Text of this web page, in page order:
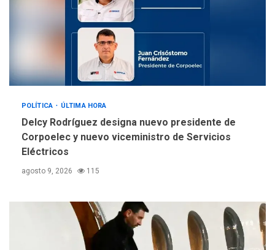
Alcaldía de Mariño climatiza
Núcleo del Sistema de
Orquestas Porlamar
POLÍTICA ÚLTIMA HORA
Delcy Rodríguez designa nuevo presidente de
Corpoelec y nuevo viceministro de Servicios
Eléctricos
agosto 9, 2026 115